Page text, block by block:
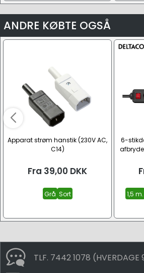
ANDRE KØBTE OGSÅ
Apparat strøm hanstik (230V AC,
C14)
Fra 39,00 DKK
Grå Sort
6-
1,5 m.
TLF. 7442 1078 (HVERDAGE